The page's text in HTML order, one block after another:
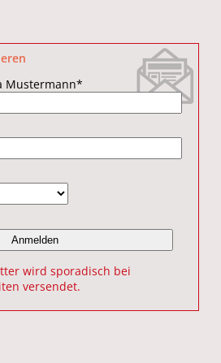
Mustermann*
wird sporadisch bei
versendet.